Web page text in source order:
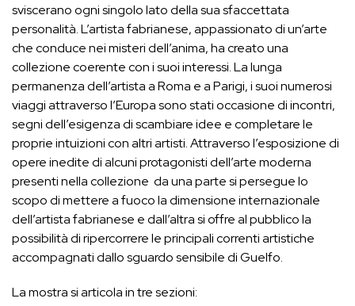
sviscerano ogni singolo lato della sua sfaccettata
personalità. L’artista fabrianese, appassionato di un’arte
che conduce nei misteri dell’anima, ha creato una
collezione coerente con i suoi interessi. La lunga
permanenza dell’artista a Roma e a Parigi, i suoi numerosi
viaggi attraverso l’Europa sono stati occasione di incontri,
segni dell’esigenza di scambiare idee e completare le
proprie intuizioni con altri artisti. Attraverso l’esposizione di
opere inedite di alcuni protagonisti dell’arte moderna
presenti nella collezione da una parte si persegue lo
scopo di mettere a fuoco la dimensione internazionale
dell’artista fabrianese e dall’altra si offre al pubblico la
possibilità di ripercorrere le principali correnti artistiche
accompagnati dallo sguardo sensibile di Guelfo.
La mostra si articola in tre sezioni: